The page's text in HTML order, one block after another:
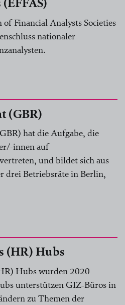
Financial Analysts Societies
nationaler
(GBR)
hat die Aufgabe, die
innen auf
und bildet sich aus
drei Betriebsräte in Berlin,
(HR) Hubs
Hubs wurden 2020
unterstützen GIZ-Büros in
zu Themen der